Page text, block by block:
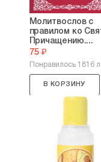
Молитвослов с
правилом ко
Причащению....
75 ₽
Понравилось 1816
В КОРЗИНУ